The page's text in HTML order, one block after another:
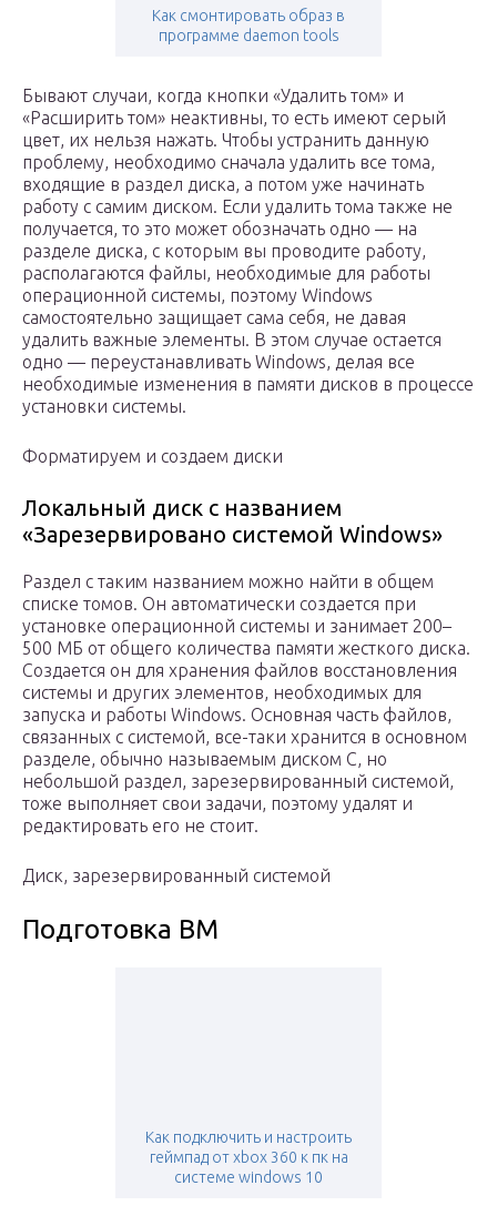
Как смонтировать образ в
программе daemon tools
Бывают случаи, когда кнопки «Удалить том» и
«Расширить том» неактивны, то есть имеют серый
цвет, их нельзя нажать. Чтобы устранить данную
проблему, необходимо сначала удалить все тома,
входящие в раздел диска, а потом уже начинать
работу с самим диском. Если удалить тома также не
получается, то это может обозначать одно — на
разделе диска, с которым вы проводите работу,
располагаются файлы, необходимые для работы
операционной системы, поэтому Windows
самостоятельно защищает сама себя, не давая
удалить важные элементы. В этом случае остается
одно — переустанавливать Windows, делая все
необходимые изменения в памяти дисков в процессе
установки системы.
Форматируем и создаем диски
Локальный диск с названием
«Зарезервировано системой Windows»
Раздел с таким названием можно найти в общем
списке томов. Он автоматически создается при
установке операционной системы и занимает 200–
500 МБ от общего количества памяти жесткого диска.
Создается он для хранения файлов восстановления
системы и других элементов, необходимых для
запуска и работы Windows. Основная часть файлов,
связанных с системой, все-таки хранится в основном
разделе, обычно называемым диском C, но
небольшой раздел, зарезервированный системой,
тоже выполняет свои задачи, поэтому удалят и
редактировать его не стоит.
Диск, зарезервированный системой
Подготовка ВМ
Как подключить и настроить
геймпад от xbox 360 к пк на
системе windows 10